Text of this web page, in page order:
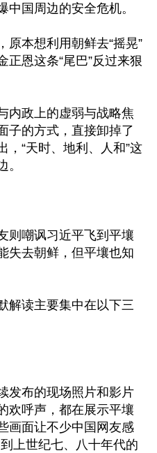
中国周边的安全危机。
原本想利用朝鲜去“摇晃”
正恩这条“尾巴”反过来狠
内政上的虚弱与战略焦
子的方式，直接卸掉了
，“天时、地利、人和”这
。
则嘲讽习近平飞到平壤
失去朝鲜，但平壤也知
解读主要集中在以下三
发布的现场照片和影片
欢呼声，都在展示平壤
画面让不少中国网友感
上世纪七、八十年代的